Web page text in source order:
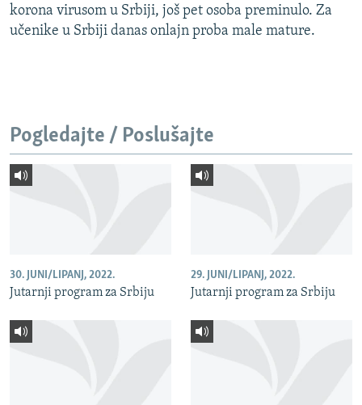
SVE KARTE DEJTONA
NASTANAK I RASPAD JUGOSLAVIJE
korona virusom u Srbiji, još pet osoba preminulo. Za
učenike u Srbiji danas onlajn proba male mature.
Pogledajte / Poslušajte
30. JUNI/LIPANJ, 2022.
Jutarnji program za Srbiju
29. JUNI/LIPANJ, 2022.
Jutarnji program za Srbiju